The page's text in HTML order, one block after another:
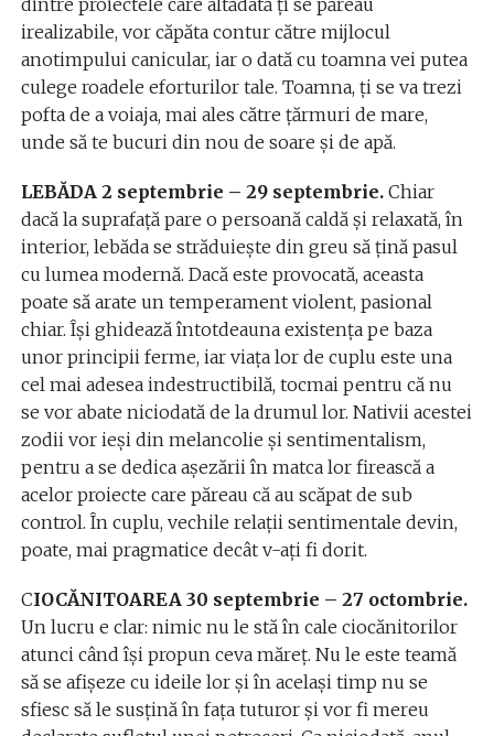
dintre proiectele care altădată ți se păreau
irealizabile, vor căpăta contur către mijlocul
anotimpului canicular, iar o dată cu toamna vei putea
culege roadele eforturilor tale. Toamna, ți se va trezi
pofta de a voiaja, mai ales către țărmuri de mare,
unde să te bucuri din nou de soare şi de apă.
LEBĂDA 2 septembrie – 29 septembrie.Chiar
dacă la suprafață pare o persoană caldă și relaxată, în
interior, lebăda se străduiește din greu să țină pasul
cu lumea modernă. Dacă este provocată, aceasta
poate să arate un temperament violent, pasional
chiar. Își ghidează întotdeauna existența pe baza
unor principii ferme, iar viața lor de cuplu este una
cel mai adesea indestructibilă, tocmai pentru că nu
se vor abate niciodată de la drumul lor. Nativii acestei
zodii vor ieși din melancolie și sentimentalism,
pentru a se dedica așezării în matca lor firească a
acelor proiecte care păreau că au scăpat de sub
control. În cuplu, vechile relații sentimentale devin,
poate, mai pragmatice decât v-ați fi dorit.
CIOCĂNITOAREA 30 septembrie – 27 octombrie.
Un lucru e clar: nimic nu le stă în cale ciocănitorilor
atunci când își propun ceva măreț. Nu le este teamă
să se afișeze cu ideile lor și în același timp nu se
sfiesc să le susțină în fața tuturor şi vor fi mereu